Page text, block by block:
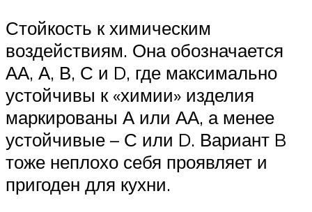
Стойкость к химическим
воздействиям. Она обозначается
АА, А, В, С и D, где максимально
устойчивы к «химии» изделия
маркированы А или АА, а менее
устойчивые – С или D. Вариант B
тоже неплохо себя проявляет и
пригоден для кухни.